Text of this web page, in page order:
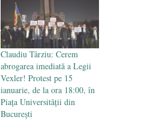
Claudiu Târziu: Cerem
abrogarea imediată a Legii
Vexler! Protest pe 15
ianuarie, de la ora 18:00, în
Piața Universității din
București